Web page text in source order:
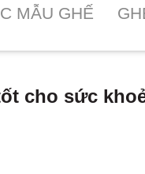
MẪU GHẾ
cho sức